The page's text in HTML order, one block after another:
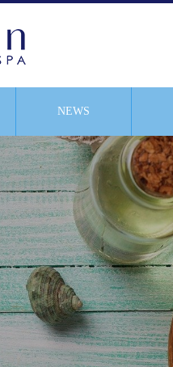
NEWS